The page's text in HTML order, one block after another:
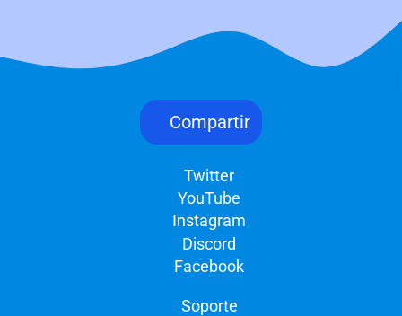
Compartir
Twitter
YouTube
Instagram
Discord
Facebook
Soporte